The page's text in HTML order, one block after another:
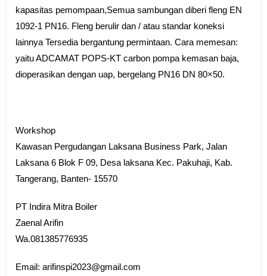
kapasitas pemompaan,Semua sambungan diberi fleng EN
1092-1 PN16. Fleng berulir dan / atau standar koneksi
lainnya Tersedia bergantung permintaan. Cara memesan:
yaitu ADCAMAT POPS-KT carbon pompa kemasan baja,
dioperasikan dengan uap, bergelang PN16 DN 80×50.
Workshop
Kawasan Pergudangan Laksana Business Park, Jalan
Laksana 6 Blok F 09, Desa laksana Kec. Pakuhaji, Kab.
Tangerang, Banten- 15570
PT Indira Mitra Boiler
Zaenal Arifin
Wa.081385776935
Email: arifinspi2023@gmail.com